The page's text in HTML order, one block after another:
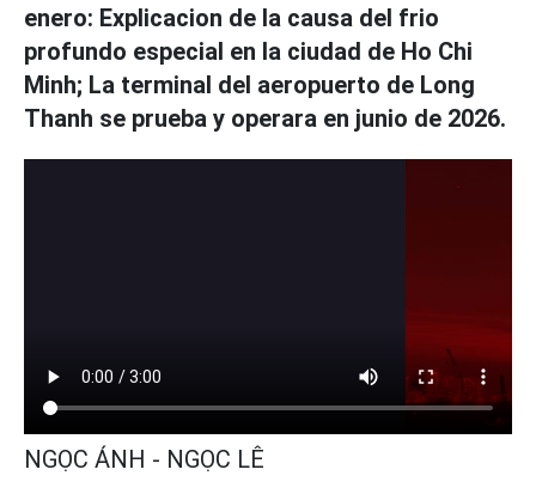
enero: Explicacion de la causa del frio
profundo especial en la ciudad de Ho Chi
Minh; La terminal del aeropuerto de Long
Thanh se prueba y operara en junio de 2026.
NGỌC ÁNH - NGỌC LÊ